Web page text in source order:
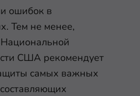
ошибок в
Тем не менее,
США рекомендует
самых важных